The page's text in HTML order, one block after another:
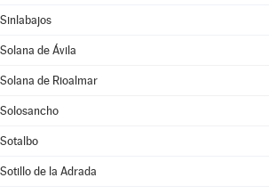
Sinlabajos
Solana de Ávila
Solana de Rioalmar
Solosancho
Sotalbo
Sotillo de la Adrada